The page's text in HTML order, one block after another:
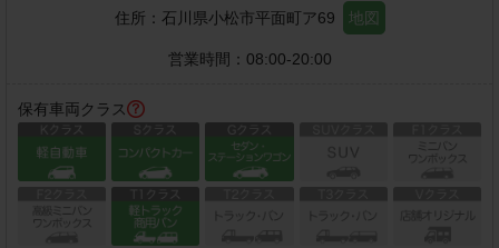
住所： 石川県小松市平面町ア69 地図
営業時間： 08:00-20:00
保有車両クラス